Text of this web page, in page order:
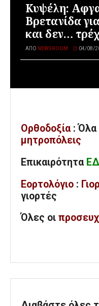
Κυψέλη:
Βρετανίδα
και δεν…
ΑΠΌ NEWSROOM 04/08/
Ορθοδοξία : Όλα
μητροπόλεις
Επικαιρότητα
Εορτολόγιο :
γιορτές
Όλες οι